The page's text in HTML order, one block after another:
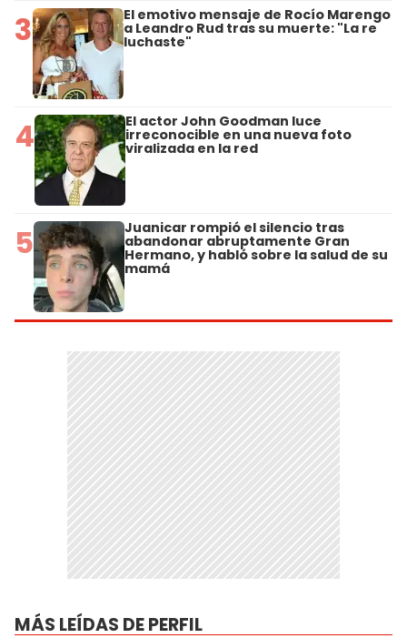
3 El emotivo mensaje de Rocío Marengo
a Leandro Rud tras su muerte: "La re
luchaste"
4 El actor John Goodman luce
irreconocible en una nueva foto
viralizada en la red
5 Juanicar rompió el silencio tras
abandonar abruptamente Gran
Hermano, y habló sobre la salud de su
mamá
MÁS LEÍDAS DE PERFIL